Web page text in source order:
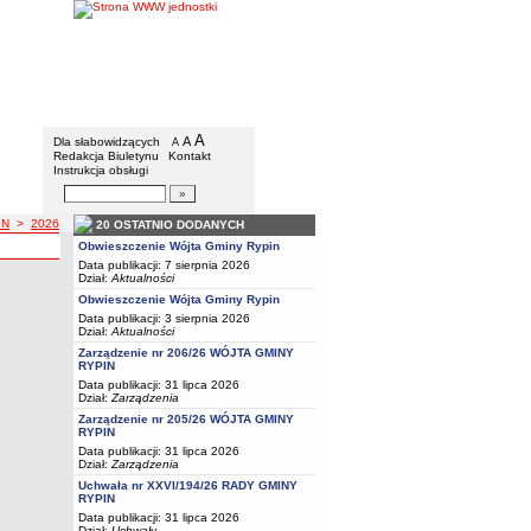
Gmina Rypin
Menu dodatkowe
Dla słabowidzących A pomniejsz czcionkę
A standardowy rozmiar czcionki
A
Redakcja Biuletynu
Kontakt
Instrukcja obsługi
Wyszukiwarka artykułów
> 2026
RYPIN
z roku
GMINY RYPIN
przetargowej
20 OSTATNIO DODANYCH
Obwieszczenie Wójta Gminy Rypin
Data publikacji: 7 sierpnia 2026
Dział: Aktualności
Obwieszczenie Wójta Gminy Rypin
Data publikacji: 3 sierpnia 2026
Dział: Aktualności
Zarządzenie nr 206/26 WÓJTA GMINY
RYPIN
Data publikacji: 31 lipca 2026
Dział: Zarządzenia
Zarządzenie nr 205/26 WÓJTA GMINY
RYPIN
Data publikacji: 31 lipca 2026
Dział: Zarządzenia
Uchwała nr XXVI/194/26 RADY GMINY
RYPIN
Data publikacji: 31 lipca 2026